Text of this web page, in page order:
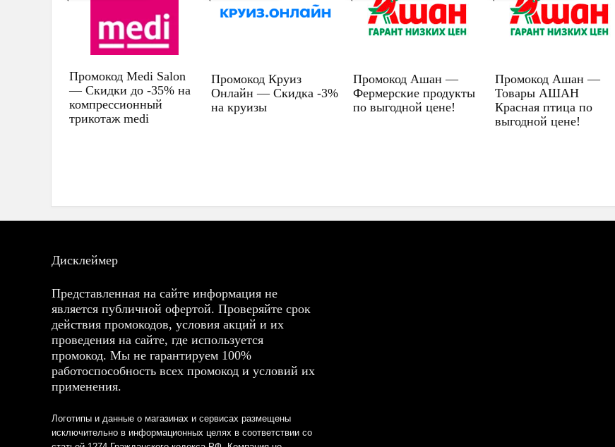
Промокод Medi Salon
— Скидки до -35% на
компрессионный
трикотаж medi
Промокод Круиз
Онлайн — Скидка -3%
на круизы
Промокод Ашан —
Фермерские продукты
по выгодной цене!
Промокод Ашан —
Товары АШАН
Красная птица по
выгодной цене!
Дисклеймер
Представленная на сайте информация не
является публичной офертой. Проверяйте срок
действия промокодов, условия акций и их
проведения на сайте, где используется
промокод. Мы не гарантируем 100%
работоспособность всех промокод и условий их
применения.
Логотипы и данные о магазинах и сервисах размещены
исключительно в информационных целях в соответствии со